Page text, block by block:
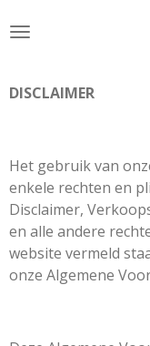
direct
de
DISCLAIMER
Het gebruik van
enkele rechten en
Disclaimer,
en alle andere
website vermeld
onze Algemene